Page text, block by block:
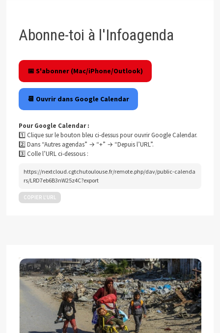
Abonne-toi à l'Infoagenda
📅 S'abonner (Mac/iPhone/Outlook)
📆 Ouvrir dans Google Calendar
Pour Google Calendar :
1️⃣ Clique sur le bouton bleu ci-dessus pour ouvrir Google Calendar.
2️⃣ Dans “Autres agendas” → “+” → “Depuis l’URL”.
3️⃣ Colle l’URL ci-dessous :
https://nextcloud.cgtchutoulouse.fr/remote.php/dav/public-calenda
rs/LRD7eb6B3nW25z4C?export
COPIER L’URL